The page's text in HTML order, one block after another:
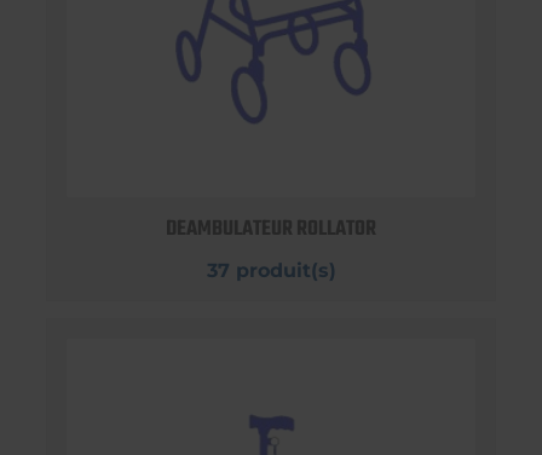
DEAMBULATEUR ROLLATOR
37 produit(s)